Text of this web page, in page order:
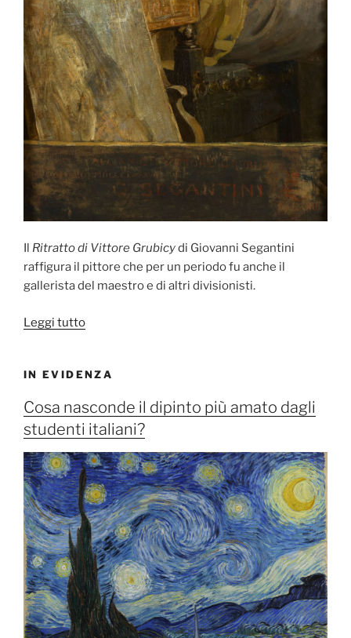
Il Ritratto di Vittore Grubicydi Giovanni Segantini
raffigura il pittore che per un periodo fu anche il
gallerista del maestro e di altri divisionisti.
Leggi tutto“Il
Vittore
di
Giovanni
Segantini”
IN EVIDENZA
Cosa nasconde il dipinto più amato dagli
studenti italiani?